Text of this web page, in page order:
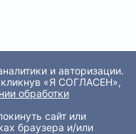
и авторизации.
кликнув «Я СОГЛАСЕН»,
обработки
сайт или
браузера и/или